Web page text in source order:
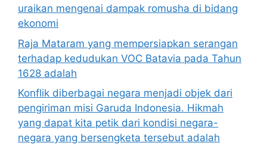
uraikan mengenai dampak romusha di bidang
ekonomi
Raja Mataram yang mempersiapkan serangan
terhadap kedudukan VOC Batavia pada Tahun
1628 adalah
Konflik diberbagai negara menjadi objek dari
pengiriman misi Garuda Indonesia. Hikmah
yang dapat kita petik dari kondisi negara-
negara yang bersengketa tersebut adalah